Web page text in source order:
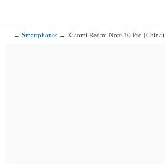
→Smartphones → Xiaomi Redmi Note 10 Pro (China)